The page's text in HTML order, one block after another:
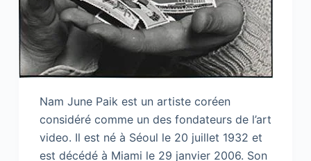
Nam June Paik est un artiste coréen
considéré comme un des fondateurs de l’art
video. Il est né à Séoul le 20 juillet 1932 et
est décédé à Miami le 29 janvier 2006. Son